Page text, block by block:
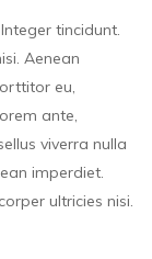
tincidunt.
Aenean
eu,
ante,
viverra nulla
imperdiet.
ultricies nisi.